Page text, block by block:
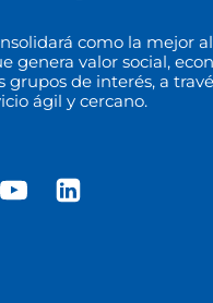
como la mejor
genera valor social,
grupos de interés, a
ágil y cercano.